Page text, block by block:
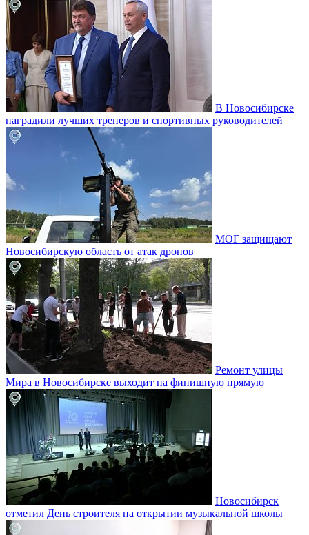
В Новосибирске
наградили лучших тренеров и спортивных руководителей
МОГ защищают
Новосибирскую область от атак дронов
Ремонт улицы
Мира в Новосибирске выходит на финишную прямую
Новосибирск
отметил День строителя на открытии музыкальной школы